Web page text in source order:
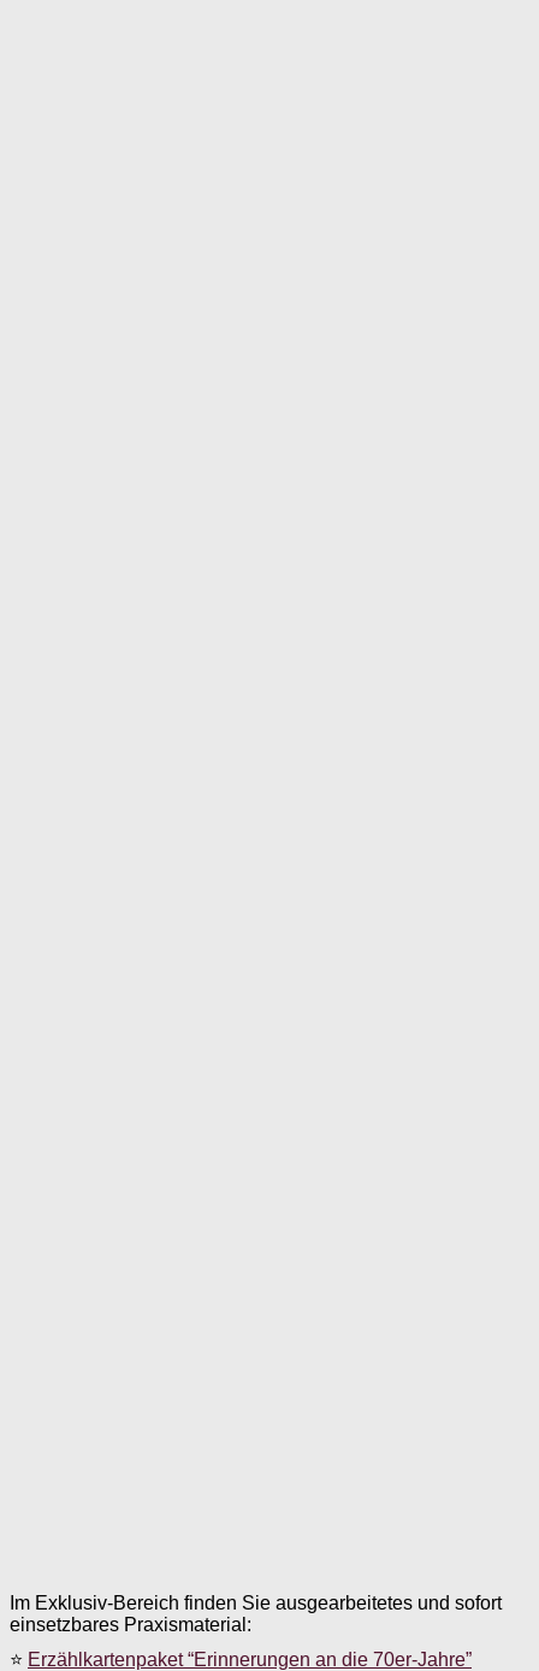
Im Exklusiv-Bereich finden Sie ausgearbeitetes und sofort
einsetzbares Praxismaterial:
⭐ Erzählkartenpaket “Erinnerungen an die 70er-Jahre”